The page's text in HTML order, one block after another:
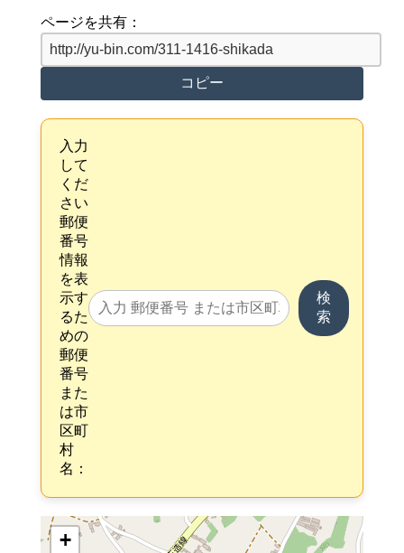
ページを共有：
コピー
入力
して
くだ
さい
郵便
番号
情報
を表
示す
るた
めの
郵便
番号
また
は市
区町
村
名：
検
索
+